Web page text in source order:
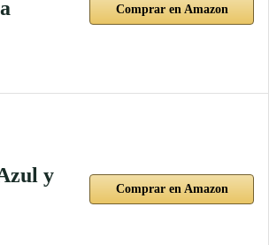
Comprar en Amazon
y
Comprar en Amazon